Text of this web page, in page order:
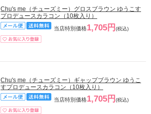
Chu's me（チューズミー）グロスブラウン ゆうこす
プロデュースカラコン（10枚入り）
当店特別価格1,705円 (税込)
Chu's me（チューズミー）ギャップブラウン ゆうこ
すプロデュースカラコン（10枚入り）
当店特別価格1,705円 (税込)